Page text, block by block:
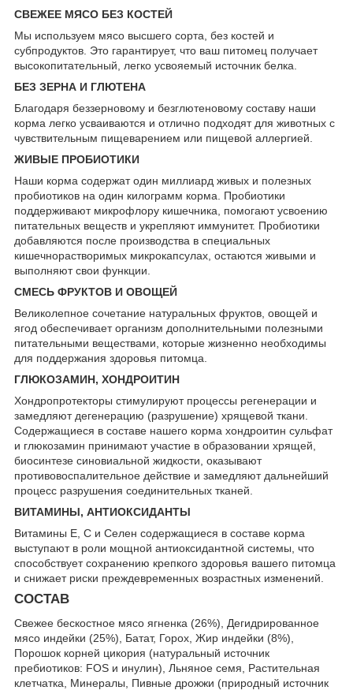
СВЕЖЕЕ МЯСО БЕЗ КОСТЕЙ
Мы используем мясо высшего сорта, без костей и
субпродуктов. Это гарантирует, что ваш питомец получает
высокопитательный, легко усвояемый источник белка.
БЕЗ ЗЕРНА И ГЛЮТЕНА
Благодаря беззерновому и безглютеновому составу наши
корма легко усваиваются и отлично подходят для животных с
чувствительным пищеварением или пищевой аллергией.
ЖИВЫЕ ПРОБИОТИКИ
Наши корма содержат один миллиард живых и полезных
пробиотиков на один килограмм корма. Пробиотики
поддерживают микрофлору кишечника, помогают усвоению
питательных веществ и укрепляют иммунитет. Пробиотики
добавляются после производства в специальных
кишечнорастворимых микрокапсулах, остаются живыми и
выполняют свои функции.
СМЕСЬ ФРУКТОВ И ОВОЩЕЙ
Великолепное сочетание натуральных фруктов, овощей и
ягод обеспечивает организм дополнительными полезными
питательными веществами, которые жизненно необходимы
для поддержания здоровья питомца.
ГЛЮКОЗАМИН, ХОНДРОИТИН
Хондропротекторы стимулируют процессы регенерации и
замедляют дегенерацию (разрушение) хрящевой ткани.
Содержащиеся в составе нашего корма хондроитин сульфат
и глюкозамин принимают участие в образовании хрящей,
биосинтезе синовиальной жидкости, оказывают
противовоспалительное действие и замедляют дальнейший
процесс разрушения соединительных тканей.
ВИТАМИНЫ, АНТИОКСИДАНТЫ
Витамины Е, С и Селен содержащиеся в составе корма
выступают в роли мощной антиоксидантной системы, что
способствует сохранению крепкого здоровья вашего питомца
и снижает риски преждевременных возрастных изменений.
СОСТАВ
Свежее бескостное мясо ягненка (26%), Дегидрированное
мясо индейки (25%), Батат, Горох, Жир индейки (8%),
Порошок корней цикория (натуральный источник
пребиотиков: FOS и инулин), Льняное семя, Растительная
клетчатка, Минералы, Пивные дрожжи (природный источник